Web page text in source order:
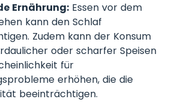
Ernährung: Essen vor dem
kann den Schlaf
Zudem kann der Konsum
oder scharfer Speisen
für
erhöhen, die die
beeinträchtigen.